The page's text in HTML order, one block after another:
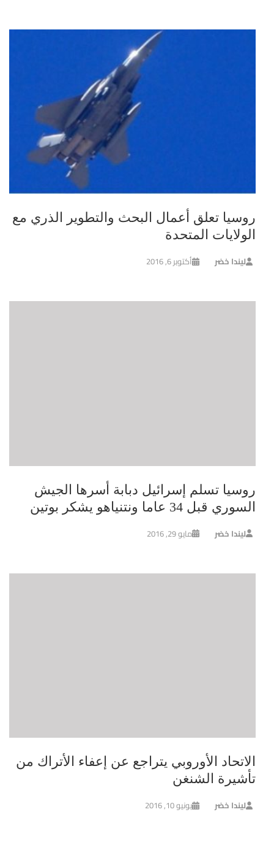
روسيا تعلق أعمال البحث والتطوير الذري مع
الولايات المتحدة
ليندا خضر أكتوبر 6, 2016
روسيا تسلم إسرائيل دبابة أسرها الجيش
السوري قبل 34 عاما ونتنياهو يشكر بوتين
ليندا خضر مايو 29, 2016
الاتحاد الأوروبي يتراجع عن إعفاء الأتراك من
تأشيرة الشنغن
ليندا خضر يونيو 10, 2016